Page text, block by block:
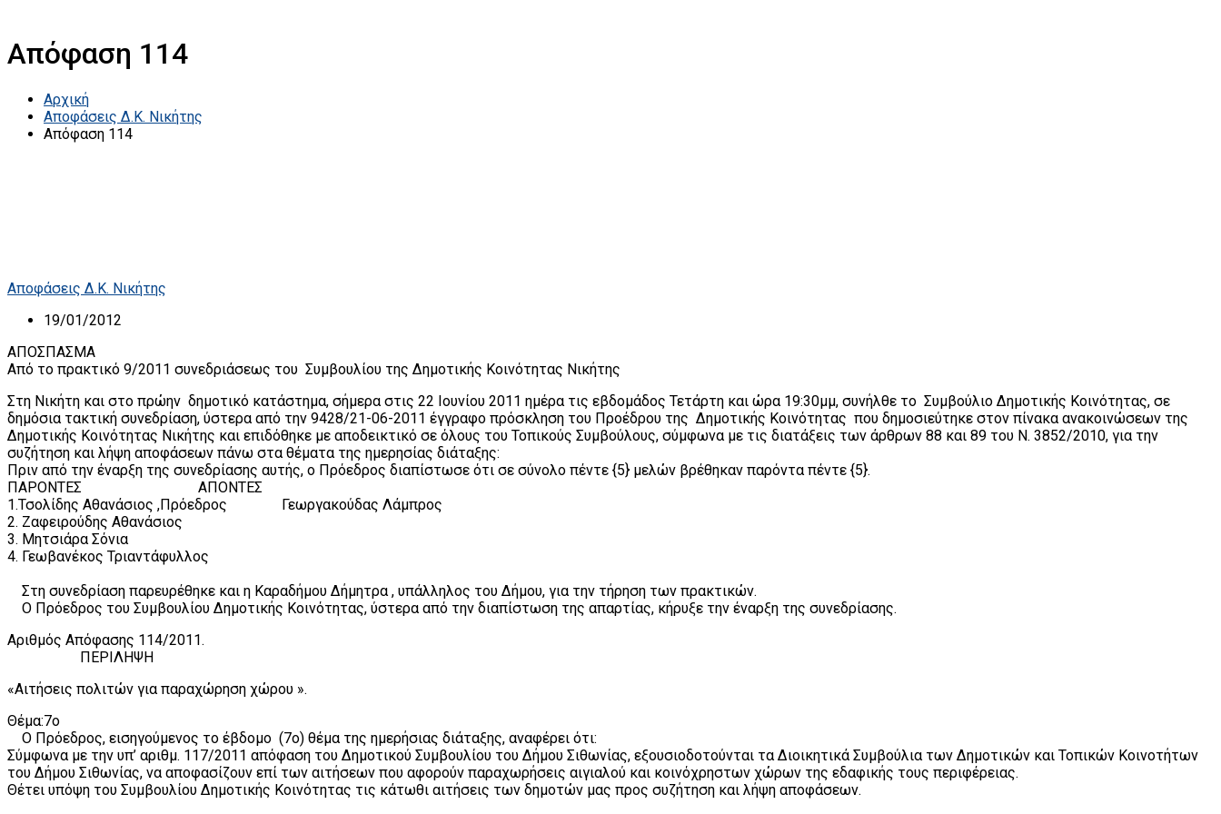
Απόφαση 114
Αρχική
Αποφάσεις Δ.Κ. Νικήτης
Απόφαση 114
Αποφάσεις Δ.Κ. Νικήτης
19/01/2012
ΑΠΟΣΠΑΣΜΑ
Από το πρακτικό 9/2011 συνεδριάσεως του Συμβουλίου της Δημοτικής Κοινότητας Νικήτης
Στη Νικήτη και στο πρώην δημοτικό κατάστημα, σήμερα στις 22 Ιουνίου 2011 ημέρα τις εβδομάδος Τετάρτη και ώρα 19:30μμ, συνήλθε το Συμβούλιο Δημοτικής Κοινότητας, σε
δημόσια τακτική συνεδρίαση, ύστερα από την 9428/21-06-2011 έγγραφο πρόσκληση του Προέδρου της Δημοτικής Κοινότητας που δημοσιεύτηκε στον πίνακα ανακοινώσεων της
Δημοτικής Κοινότητας Νικήτης και επιδόθηκε με αποδεικτικό σε όλους του Τοπικούς Συμβούλους, σύμφωνα με τις διατάξεις των άρθρων 88 και 89 του Ν. 3852/2010, για την
συζήτηση και λήψη αποφάσεων πάνω στα θέματα της ημερησίας διάταξης:
Πριν από την έναρξη της συνεδρίασης αυτής, ο Πρόεδρος διαπίστωσε ότι σε σύνολο πέντε {5} μελών βρέθηκαν παρόντα πέντε {5}.
ΠΑΡΟΝΤΕΣ ΑΠΟΝΤΕΣ
1.Τσολίδης Αθανάσιος ,Πρόεδρος Γεωργακούδας Λάμπρος
2. Ζαφειρούδης Αθανάσιος
3. Μητσιάρα Σόνια
4. Γεωβανέκος Τριαντάφυλλος
Στη συνεδρίαση παρευρέθηκε και η Καραδήμου Δήμητρα , υπάλληλος του Δήμου, για την τήρηση των πρακτικών.
Ο Πρόεδρος του Συμβουλίου Δημοτικής Κοινότητας, ύστερα από την διαπίστωση της απαρτίας, κήρυξε την έναρξη της συνεδρίασης.
Αριθμός Απόφασης 114/2011.
ΠΕΡΙΛΗΨΗ
«Αιτήσεις πολιτών για παραχώρηση χώρου ».
Θέμα:7ο
Ο Πρόεδρος, εισηγούμενος το έβδομο (7ο) θέμα της ημερήσιας διάταξης, αναφέρει ότι:
Σύμφωνα με την υπ’ αριθμ. 117/2011 απόφαση του Δημοτικού Συμβουλίου του Δήμου Σιθωνίας, εξουσιοδοτούνται τα Διοικητικά Συμβούλια των Δημοτικών και Τοπικών Κοινοτήτων
του Δήμου Σιθωνίας, να αποφασίζουν επί των αιτήσεων που αφορούν παραχωρήσεις αιγιαλού και κοινόχρηστων χώρων της εδαφικής τους περιφέρειας.
Θέτει υπόψη του Συμβουλίου Δημοτικής Κοινότητας τις κάτωθι αιτήσεις των δημοτών μας προς συζήτηση και λήψη αποφάσεων.